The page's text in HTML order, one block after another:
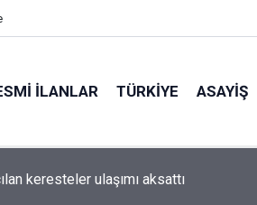
İLANLAR TÜRKİYE ASAYİŞ
keresteler ulaşımı aksattı